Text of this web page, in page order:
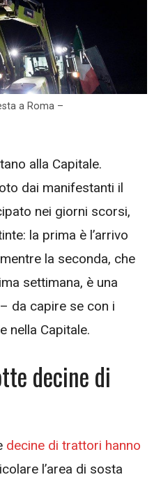
a Roma –
alla Capitale.
dai manifestanti il
nei giorni scorsi,
la prima è l’arrivo
la seconda, che
settimana, è una
da capire se con i
nella Capitale.
decine di
decine di trattori hanno
l’area di sosta